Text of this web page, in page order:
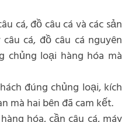
cá, đồ câu cá và các sản
cá, đồ câu cá nguyên
chủng loại hàng hóa mà
đúng chủng loại, kích
mà hai bên đã cam kết.